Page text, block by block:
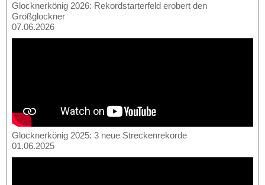
Glocknerkönig 2026: Rekordstarterfeld erobert den
Großglockner
07.06.2026
Glocknerkönig 2025: 3 neue Streckenrekorde
01.06.2025